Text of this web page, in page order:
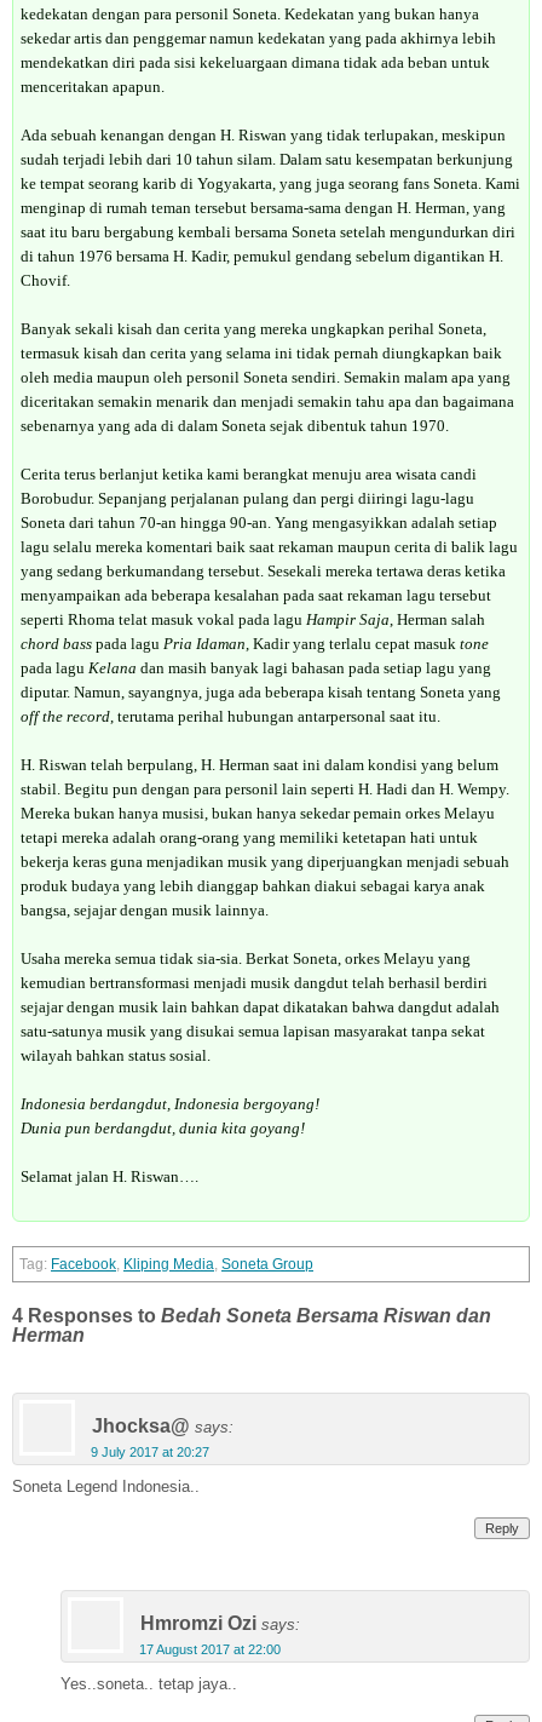
kedekatan dengan para personil Soneta. Kedekatan yang bukan hanya
sekedar artis dan penggemar namun kedekatan yang pada akhirnya lebih
mendekatkan diri pada sisi kekeluargaan dimana tidak ada beban untuk
menceritakan apapun.
Ada sebuah kenangan dengan H. Riswan yang tidak terlupakan, meskipun
sudah terjadi lebih dari 10 tahun silam. Dalam satu kesempatan berkunjung
ke tempat seorang karib di Yogyakarta, yang juga seorang fans Soneta. Kami
menginap di rumah teman tersebut bersama-sama dengan H. Herman, yang
saat itu baru bergabung kembali bersama Soneta setelah mengundurkan diri
di tahun 1976 bersama H. Kadir, pemukul gendang sebelum digantikan H.
Chovif.
Banyak sekali kisah dan cerita yang mereka ungkapkan perihal Soneta,
termasuk kisah dan cerita yang selama ini tidak pernah diungkapkan baik
oleh media maupun oleh personil Soneta sendiri. Semakin malam apa yang
diceritakan semakin menarik dan menjadi semakin tahu apa dan bagaimana
sebenarnya yang ada di dalam Soneta sejak dibentuk tahun 1970.
Cerita terus berlanjut ketika kami berangkat menuju area wisata candi
Borobudur. Sepanjang perjalanan pulang dan pergi diiringi lagu-lagu
Soneta dari tahun 70-an hingga 90-an. Yang mengasyikkan adalah setiap
lagu selalu mereka komentari baik saat rekaman maupun cerita di balik lagu
yang sedang berkumandang tersebut. Sesekali mereka tertawa deras ketika
menyampaikan ada beberapa kesalahan pada saat rekaman lagu tersebut
seperti Rhoma telat masuk vokal pada lagu Hampir Saja, Herman salah
chord bass pada lagu Pria Idaman, Kadir yang terlalu cepat masuk tone
pada lagu Kelana dan masih banyak lagi bahasan pada setiap lagu yang
diputar. Namun, sayangnya, juga ada beberapa kisah tentang Soneta yang
off the record, terutama perihal hubungan antarpersonal saat itu.
H. Riswan telah berpulang, H. Herman saat ini dalam kondisi yang belum
stabil. Begitu pun dengan para personil lain seperti H. Hadi dan H. Wempy.
Mereka bukan hanya musisi, bukan hanya sekedar pemain orkes Melayu
tetapi mereka adalah orang-orang yang memiliki ketetapan hati untuk
bekerja keras guna menjadikan musik yang diperjuangkan menjadi sebuah
produk budaya yang lebih dianggap bahkan diakui sebagai karya anak
bangsa, sejajar dengan musik lainnya.
Usaha mereka semua tidak sia-sia. Berkat Soneta, orkes Melayu yang
kemudian bertransformasi menjadi musik dangdut telah berhasil berdiri
sejajar dengan musik lain bahkan dapat dikatakan bahwa dangdut adalah
satu-satunya musik yang disukai semua lapisan masyarakat tanpa sekat
wilayah bahkan status sosial.
Indonesia berdangdut, Indonesia bergoyang!
Dunia pun berdangdut, dunia kita goyang!
Selamat jalan H. Riswan….
Facebook, Kliping Media, Soneta Group
4 Responses to Bedah Soneta Bersama Riswan dan
Herman
Jhocksa@ says:
9 July 2017 at 20:27
Soneta Legend Indonesia..
Reply
Hmromzi Ozi says:
17 August 2017 at 22:00
Yes..soneta.. tetap jaya..